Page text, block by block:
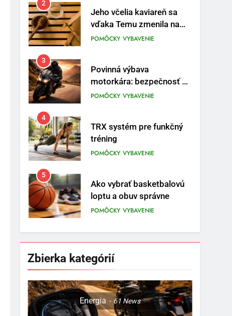
3
Povinná výbava
motorkára: bezpečnosť na
prvom mieste
POMÔCKY VYBAVENIE
4
TRX systém pre funkčný
tréning
POMÔCKY VYBAVENIE
5
Ako vybrať basketbalovú
loptu a obuv správne
POMÔCKY VYBAVENIE
6
Ako kombinovať rôzne
tréningové pomôcky
POMÔCKY VYBAVENIE
7
Pomôcky na cvičenie
brucha
POMÔCKY
8
Najlepšie doplnky pre
motocyklistov na dlhé
Zbierka kategórií
Energia 61 News